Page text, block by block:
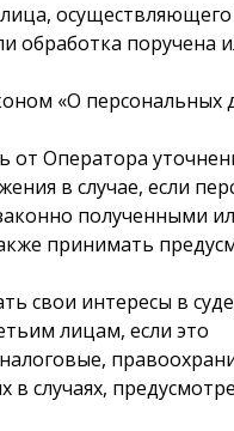
обработка поручена
«О персональных
от Оператора
в случае, если
полученными
принимать
свои интересы в
лицам, если это
случаях,